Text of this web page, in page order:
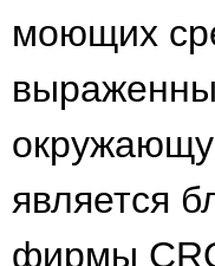
моющих
является
фирмы